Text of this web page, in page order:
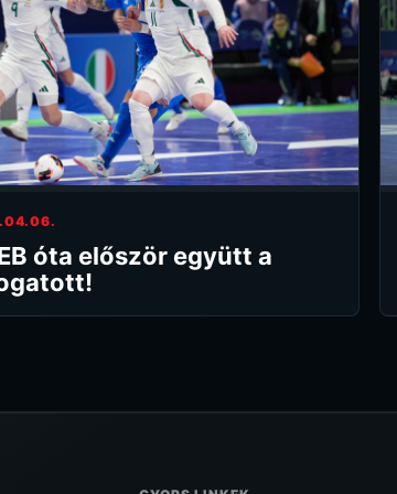
óta először együtt a